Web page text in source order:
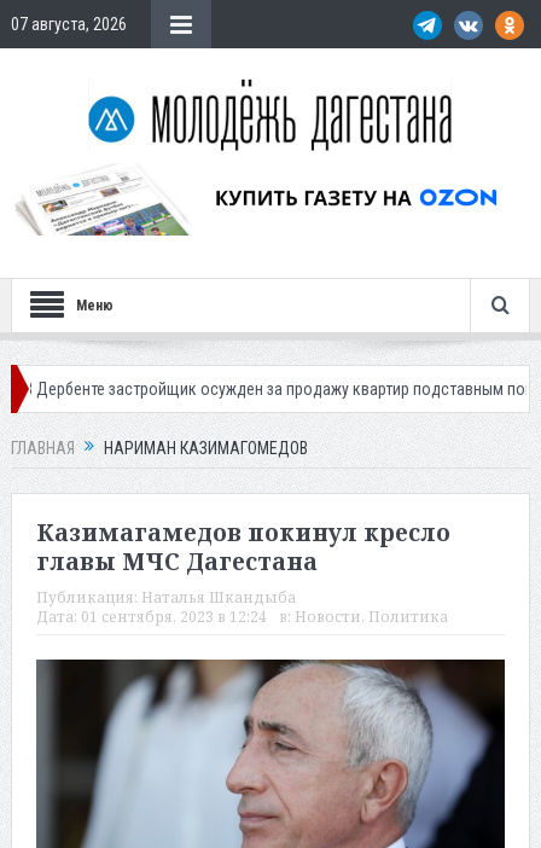
07 августа, 2026
Меню
застройщик осужден за продажу квартир подставным покупателям
ГЛАВНАЯ НАРИМАН КАЗИМАГОМЕДОВ
Казимагамедов покинул кресло
главы МЧС Дагестана
Публикация: Наталья Шкандыба
Дата: 01 сентября, 2023 в 12:24 в: Новости, Политика